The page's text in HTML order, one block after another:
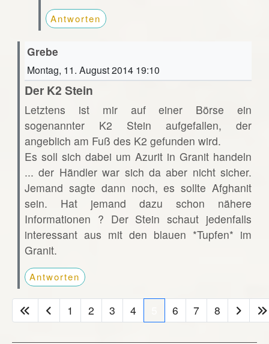
Antworten
Grebe
Montag, 11. August 2014 19:10
Der K2 Stein
Letztens ist mir auf einer Börse ein
sogenannter K2 Stein aufgefallen, der
angeblich am Fuß des K2 gefunden wird.
Es soll sich dabei um Azurit in Granit handeln
... der Händler war sich da aber nicht sicher.
Jemand sagte dann noch, es sollte Afghanit
sein. Hat jemand dazu schon nähere
Informationen ? Der Stein schaut jedenfalls
interessant aus mit den blauen *Tupfen* im
Granit.
Antworten
1 2 3 4 6 7 8